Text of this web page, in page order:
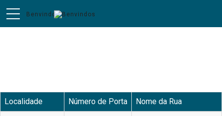
Localidade Número de Porta Nome da Rua